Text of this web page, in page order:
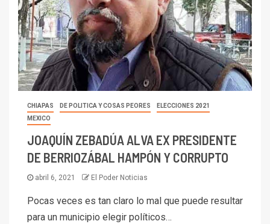
CHIAPAS DE POLITICA Y COSAS PEORES
ELECCIONES 2021
MEXICO
JOAQUÍN ZEBADÚA ALVA EX PRESIDENTE
DE BERRIOZÁBAL HAMPÓN Y CORRUPTO
abril 6, 2021 El Poder Noticias
Pocas veces es tan claro lo mal que puede resultar
para un municipio elegir políticos…